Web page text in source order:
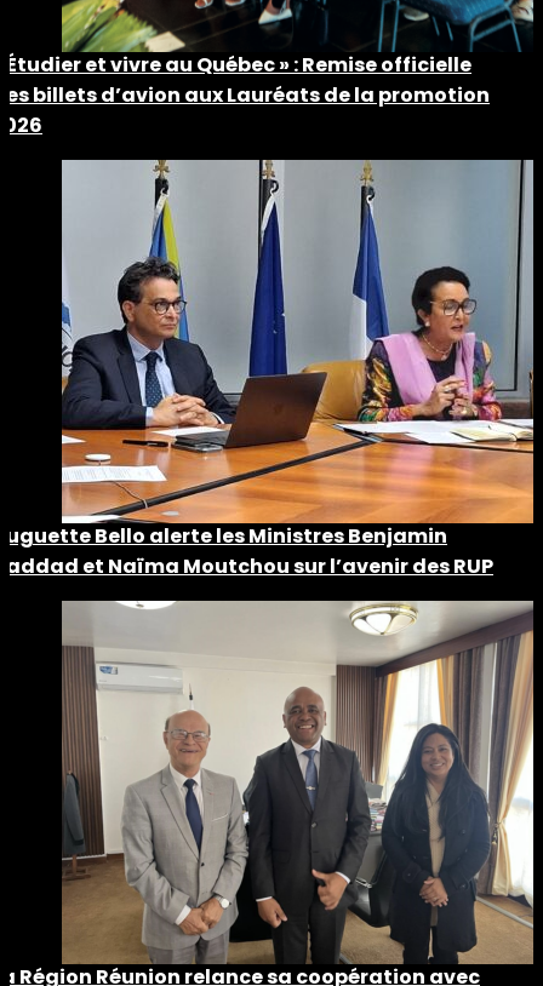
Étudier et vivre au Québec » : Remise officielle
billets d’avion aux Lauréats de la promotion
Bello alerte les Ministres Benjamin
et Naïma Moutchou sur l’avenir des RUP
Région Réunion relance sa coopération avec